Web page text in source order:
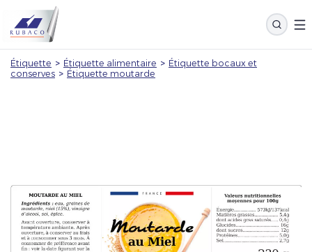
Étiquette > Étiquette alimentaire > Étiquette bocaux et
conserves > Étiquette moutarde